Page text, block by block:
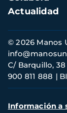
Actualidad
Información
de
contacto
© 2026 Manos
C/ Barquillo,
900 811 888
Menú
Información a